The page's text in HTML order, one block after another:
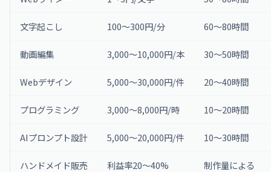
文字起こし 100〜300円/分 60〜80時間
動画編集 3,000〜10,000円/本 30〜50時間
Webデザイン 5,000〜30,000円/件 20〜40時間
プログラミング 3,000〜8,000円/時 10〜20時間
AIプロンプト設計 5,000〜20,000円/件 10〜30時間
ハンドメイド販売 利益率20〜40% 制作量による